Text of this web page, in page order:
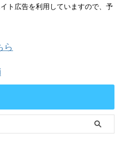
ト広告を利用していますので、予
ら